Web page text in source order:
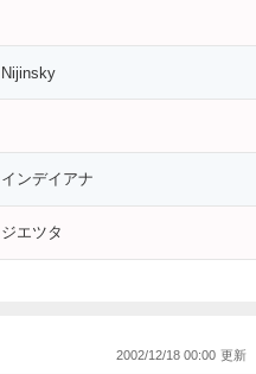
Nijinsky
インデイアナ
ジエツタ
2002/12/18 00:00